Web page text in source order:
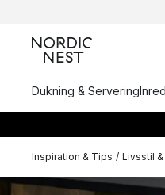
Dukning & Servering
Inspiration & Tips / Livsstil